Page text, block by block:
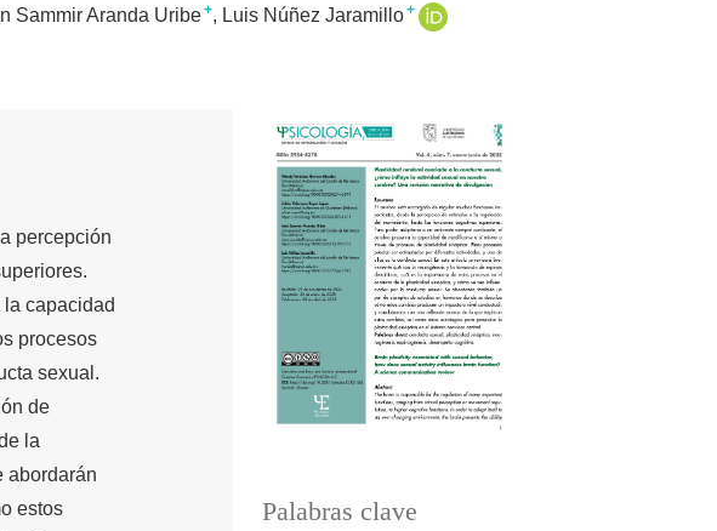
Sammir Aranda Uribe+ Luis Núñez Jaramillo+
Palabras clave
percepción
capacidad
procesos
sexual.
de
la
abordarán
estos